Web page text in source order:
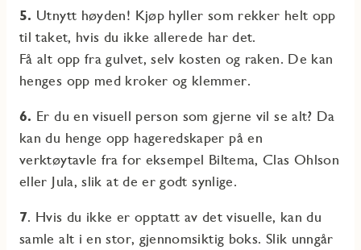
5. Utnytt høyden! Kjøp hyller som rekker helt opp
til taket, hvis du ikke allerede har det.
Få alt opp fra gulvet, selv kosten og raken. De kan
henges opp med kroker og klemmer.
6. Er du en visuell person som gjerne vil se alt? Da
kan du henge opp hageredskaper på en
verktøytavle fra for eksempel Biltema, Clas Ohlson
eller Jula, slik at de er godt synlige.
7. Hvis du ikke er opptatt av det visuelle, kan du
samle alt i en stor, gjennomsiktig boks. Slik unngår